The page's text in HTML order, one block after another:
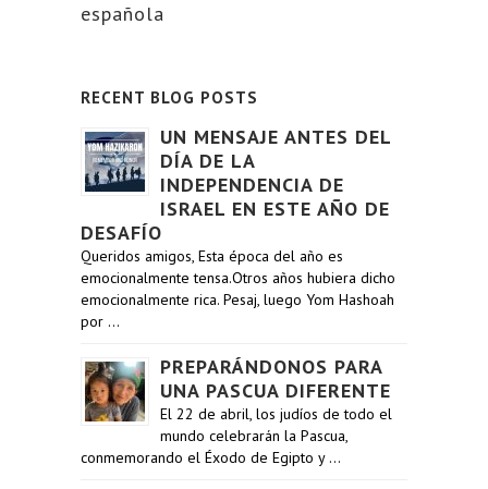
española
RECENT BLOG POSTS
UN MENSAJE ANTES DEL
DÍA DE LA
INDEPENDENCIA DE
ISRAEL EN ESTE AÑO DE
DESAFÍO
Queridos amigos, Esta época del año es
emocionalmente tensa.Otros años hubiera dicho
emocionalmente rica. Pesaj, luego Yom Hashoah
por …
PREPARÁNDONOS PARA
UNA PASCUA DIFERENTE
El 22 de abril, los judíos de todo el
mundo celebrarán la Pascua,
conmemorando el Éxodo de Egipto y …